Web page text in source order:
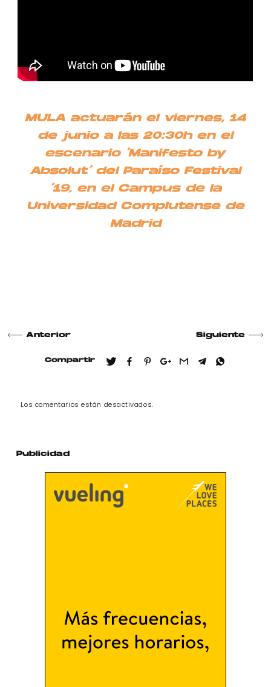
MULA actuarán el viernes, 14
de junio a las 20:30h en el
escenario ‘Manifesto by
Absolut’ del Paraíso Festival
’19, en el Campus de la
Universidad Complutense de
Madrid
Anterior Siguiente
Compartir
Los comentarios están desactivados.
Publicidad